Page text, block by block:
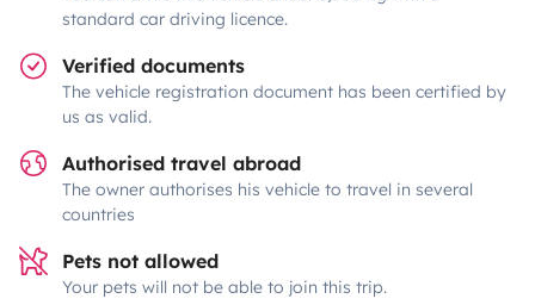
standard car driving licence.
Verified documents
The vehicle registration document has been certified by
us as valid.
Authorised travel abroad
The owner authorises his vehicle to travel in several
countries
Pets not allowed
Your pets will not be able to join this trip.